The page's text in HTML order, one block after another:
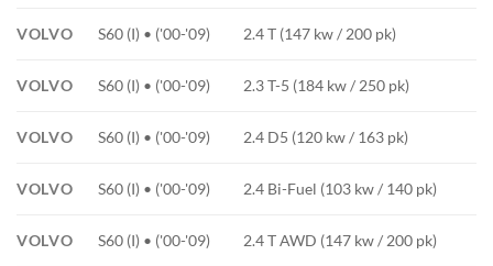
VOLVO S60 (I) • ('00-'09) 2.4 T (147 kw / 200 pk)
VOLVO S60 (I) • ('00-'09) 2.3 T-5 (184 kw / 250 pk)
VOLVO S60 (I) • ('00-'09) 2.4 D5 (120 kw / 163 pk)
VOLVO S60 (I) • ('00-'09) 2.4 Bi-Fuel (103 kw / 140 pk)
VOLVO S60 (I) • ('00-'09) 2.4 T AWD (147 kw / 200 pk)